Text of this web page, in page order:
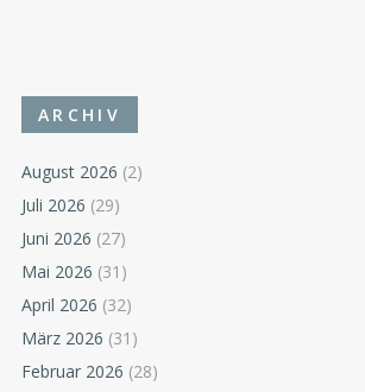
ARCHIV
August 2026 (2)
Juli 2026 (29)
Juni 2026 (27)
Mai 2026 (31)
April 2026 (32)
März 2026 (31)
Februar 2026 (28)